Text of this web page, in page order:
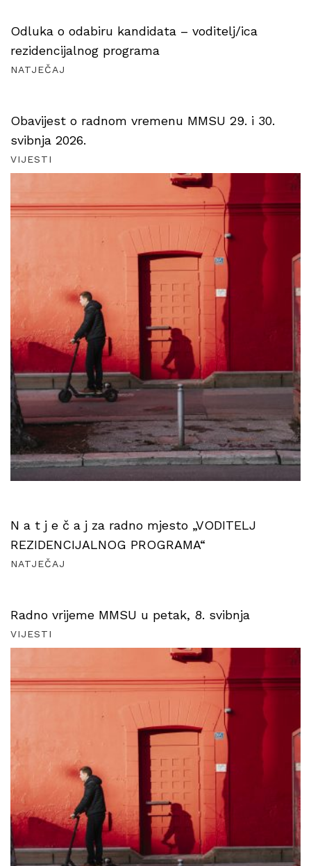
Odluka o odabiru kandidata – voditelj/ica
rezidencijalnog programa
NATJEČAJ
Obavijest o radnom vremenu MMSU 29. i 30.
svibnja 2026.
VIJESTI
N a t j e č a j za radno mjesto „VODITELJ
REZIDENCIJALNOG PROGRAMA“
NATJEČAJ
Radno vrijeme MMSU u petak, 8. svibnja
VIJESTI